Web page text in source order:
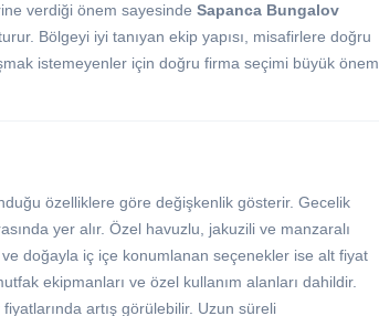
verdiği önem sayesinde Sapanca Bungalov
Bölgeyi iyi tanıyan ekip yapısı, misafirlere doğru
istemeyenler için doğru firma seçimi büyük önem
özelliklere göre değişkenlik gösterir. Gecelik
yer alır. Özel havuzlu, jakuzili ve manzaralı
doğayla iç içe konumlanan seçenekler ise alt fiyat
ekipmanları ve özel kullanım alanları dahildir.
fiyatlarında artış görülebilir. Uzun süreli